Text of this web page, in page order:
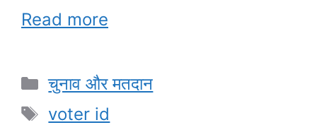
Read more
Categories
चुनाव और मतदान
Tags
voter id